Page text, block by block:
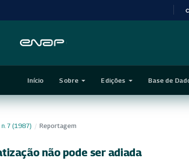
Início Sobre Edições Base de
n. 7 (1987) / Reportagem
não pode ser adiada